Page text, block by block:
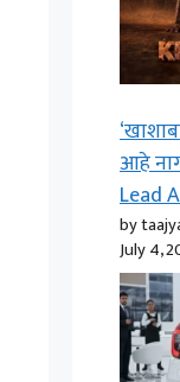
आहे
Lead
by
July 4,